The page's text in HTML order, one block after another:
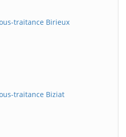
traitance Birieux
traitance Biziat